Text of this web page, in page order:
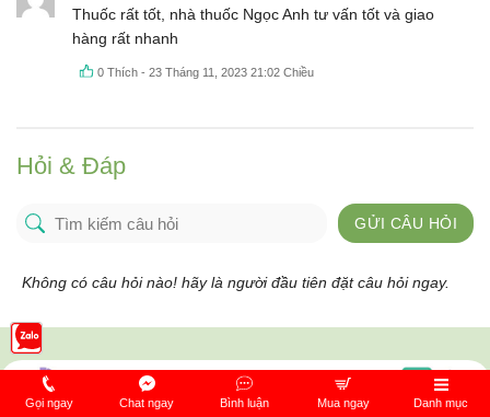
Được xếp
hạng 55
sao
Thuốc rất tốt, nhà thuốc Ngọc Anh tư vấn tốt và giao
hàng rất nhanh
0 Thích -23 Tháng 11, 2023 21:02 Chiều
Hỏi & Đáp
GỬI CÂU HỎI
Không có câu hỏi nào! hãy là người đầu tiên đặt câu hỏi ngay.
Gọi ngay Chat ngay Bình luận Mua ngay Danh mục